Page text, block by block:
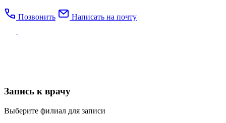
Позвонить Написать на почту
Запись к врачу
Выберите филиал для записи